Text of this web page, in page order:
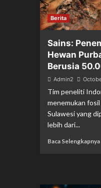
Berita
Sains:
Hewan
Berusia
Admin2
Tim peneliti
menemukan
Sulawesi yang
lebih dari...
Baca Selengkapnya